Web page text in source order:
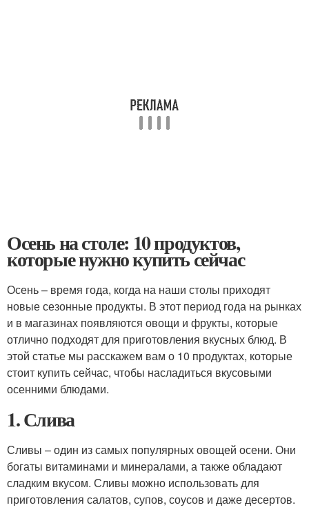
Осень на столе: 10 продуктов,
которые нужно купить сейчас
Осень – время года, когда на наши столы приходят
новые сезонные продукты. В этот период года на рынках
и в магазинах появляются овощи и фрукты, которые
отлично подходят для приготовления вкусных блюд. В
этой статье мы расскажем вам о 10 продуктах, которые
стоит купить сейчас, чтобы насладиться вкусовыми
осенними блюдами.
1. Слива
Сливы – один из самых популярных овощей осени. Они
богаты витаминами и минералами, а также обладают
сладким вкусом. Сливы можно использовать для
приготовления салатов, супов, соусов и даже десертов.